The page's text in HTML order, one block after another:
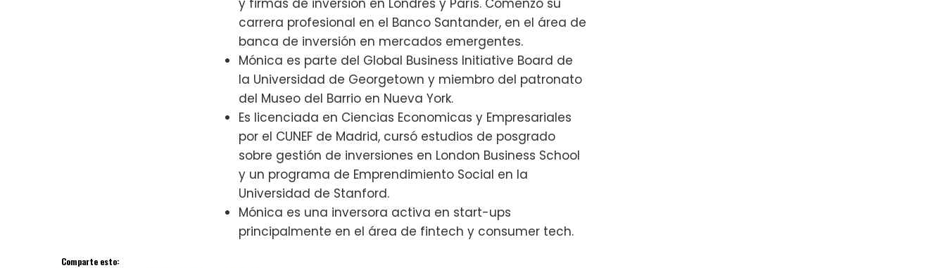
y firmas de inversión en Londres y París. Comenzó su
carrera profesional en el Banco Santander, en el área de
banca de inversión en mercados emergentes.
Mónica es parte del Global Business Initiative Board de
la Universidad de Georgetown y miembro del patronato
del Museo del Barrio en Nueva York.
Es licenciada en Ciencias Economicas y Empresariales
por el CUNEF de Madrid, cursó estudios de posgrado
sobre gestión de inversiones en London Business School
y un programa de Emprendimiento Social en la
Universidad de Stanford.
Mónica es una inversora activa en start-ups
principalmente en el área de fintech y consumer tech.
Comparte esto: